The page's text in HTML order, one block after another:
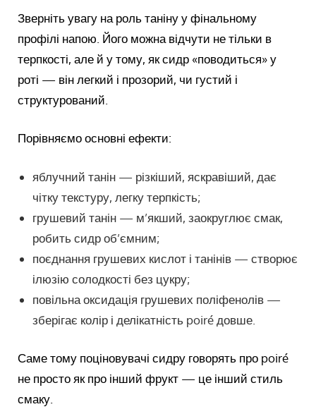
Зверніть увагу на роль таніну у фінальному
профілі напою. Його можна відчути не тільки в
терпкості, але й у тому, як сидр «поводиться» у
роті — він легкий і прозорий, чи густий і
структурований.
Порівняємо основні ефекти:
яблучний танін — різкіший, яскравіший, дає
чітку текстуру, легку терпкість;
грушевий танін — м’якший, заокруглює смак,
робить сидр об’ємним;
поєднання грушевих кислот і танінів — створює
ілюзію солодкості без цукру;
повільна оксидація грушевих поліфенолів —
зберігає колір і делікатність poiré довше.
Саме тому поціновувачі сидру говорять про poiré
не просто як про інший фрукт — це інший стиль
смаку.